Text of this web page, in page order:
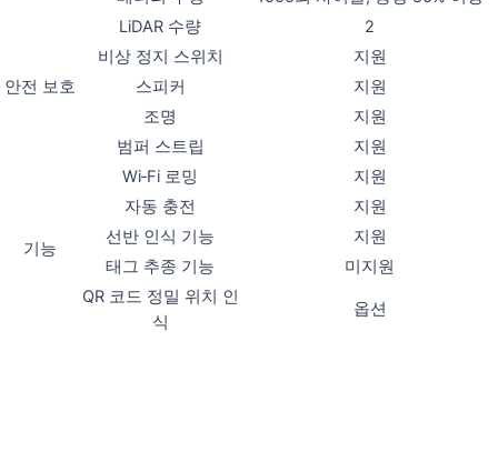
안전 보호
LiDAR 수량
2
비상 정지 스위치
지원
스피커
지원
조명
지원
범퍼 스트립
지원
기능
Wi‑Fi 로밍
지원
자동 충전
지원
선반 인식 기능
지원
태그 추종 기능
미지원
QR 코드 정밀 위치 인
식
옵션